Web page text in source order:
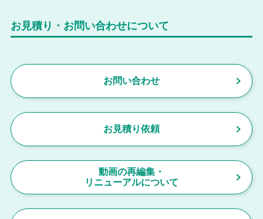
お見積り・お問い合わせについて
お問い合わせ
お見積り依頼
動画の再編集・
リニューアルについて